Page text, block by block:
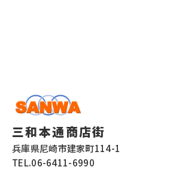
三和本通商店街
兵庫県尼崎市建家町114-1
TEL.06-6411-6990